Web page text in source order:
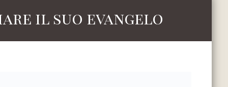
il suo evangelo